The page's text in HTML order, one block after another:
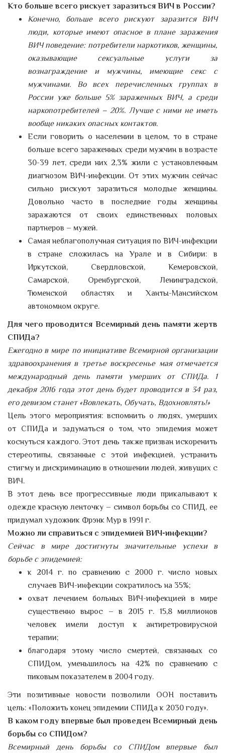
Кто больше всего рискует заразиться ВИЧ в России?
Конечно, больше всего рискуют заразится ВИЧ
люди, которые имеют опасное в плане заражения
ВИЧ поведение: потребители наркотиков, женщины,
оказывающие сексуальные услуги за
вознаграждение и мужчины, имеющие секс с
мужчинами. Во всех перечисленных группах в
России уже больше 5% зараженных ВИЧ, а среди
наркопотребителей – 20%. Лучше с ними не иметь
вообще никаких опасных контактов.
Если говорить о населении в целом, то в стране
больше всего зараженных среди мужчин в возрасте
30-39 лет, среди них 2,3% жили с установленным
диагнозом ВИЧ-инфекции. От этих мужчин сейчас
сильно рискуют заразиться молодые женщины.
Довольно часто в последние годы женщины
заражаются от своих единственных половых
партнеров – мужей.
Самая неблагополучная ситуация по ВИЧ-инфекции
в стране сложилась на Урале и в Сибири: в
Иркутской, Свердловской, Кемеровской,
Самарской, Оренбургской, Ленинградской,
Тюменской областях и Ханты-Мансийском
автономном округе.
Для чего проводится Всемирный день памяти жертв
СПИДа?
Ежегодно в мире по инициативе Всемирной организации
здравоохранения в третье воскресенье мая отмечается
международный день памяти умерших от СПИДа. 1
декабря 2016 года этот день будет проводится в 34 раз,
его девизом станет «Вовлекать, Обучать, Вдохновлять!»
Цель этого мероприятия: вспомнить о людях, умерших
от СПИДа и задуматься о том, что эпидемия может
коснуться каждого. Этот день также призван искоренить
стереотипы, связанные с этой инфекцией, устранить
стигму и дискриминацию в отношении людей, живущих с
ВИЧ.
В этот день все прогрессивные люди прикалывают к
одежде красную ленточку – символ борьбы со СПИД, ее
придумал художник Фрэнк Мур в 1991 г.
Можно ли справиться с эпидемией ВИЧ-инфекции?
Сейчас в мире достигнуты значительные успехи в
борьбе с эпидемией:
к 2014 г. по сравнению с 2000 г. число новых
случаев ВИЧ-инфекции сократилось на 35%;
охват лечением больных ВИЧ-инфекцией в мире
существенно вырос – в 2015 г. 15,8 миллионов
человек имели доступ к антиретровирусной
терапии;
благодаря этому число смертей, связанных со
СПИДом, уменьшилось на 42% по сравнению с
пиковым показателем в 2004 году.
Эти позитивные новости позволили ООН поставить
цель: «Положить конец эпидемии СПИДа к 2030 году».
В каком году впервые был проведен Всемирный день
борьбы со СПИДом?
Всемирный день борьбы со СПИДом впервые был